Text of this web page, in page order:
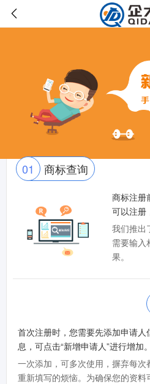
01 商标查询
商标注册
可以注册
我们推出
需要输入
果。
首次注册时，您需要先添加申请人
息，可点击“新增申请人”进行增加。
一次添加，可多次使用，摒弃每次
重新填写的烦恼。为确保您的资料